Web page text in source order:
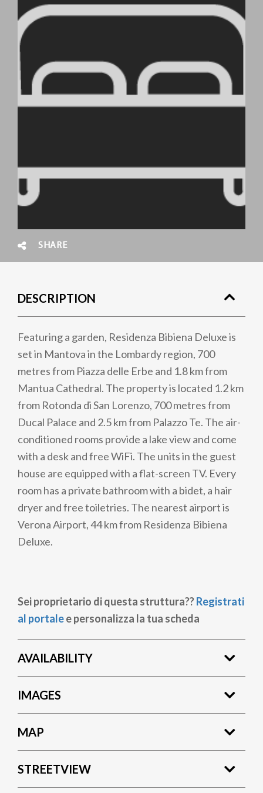
SHARE
DESCRIPTION
Featuring a garden, Residenza Bibiena Deluxe is
set in Mantova in the Lombardy region, 700
metres from Piazza delle Erbe and 1.8 km from
Mantua Cathedral. The property is located 1.2 km
from Rotonda di San Lorenzo, 700 metres from
Ducal Palace and 2.5 km from Palazzo Te. The air-
conditioned rooms provide a lake view and come
with a desk and free WiFi. The units in the guest
house are equipped with a flat-screen TV. Every
room has a private bathroom with a bidet, a hair
dryer and free toiletries. The nearest airport is
Verona Airport, 44 km from Residenza Bibiena
Deluxe.
Sei proprietario di questa struttura??Registrati
al portalee personalizza la tua scheda
AVAILABILITY
IMAGES
MAP
STREETVIEW